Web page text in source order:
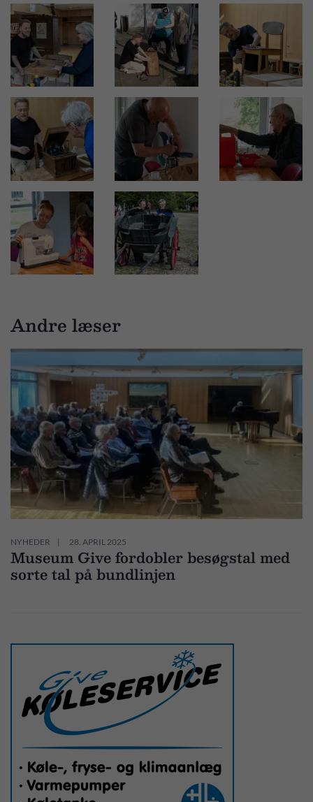
Andre læser
NYHEDER 28. APRIL 2025
Museum Give fordobler besøgstal med
sorte tal på bundlinjen